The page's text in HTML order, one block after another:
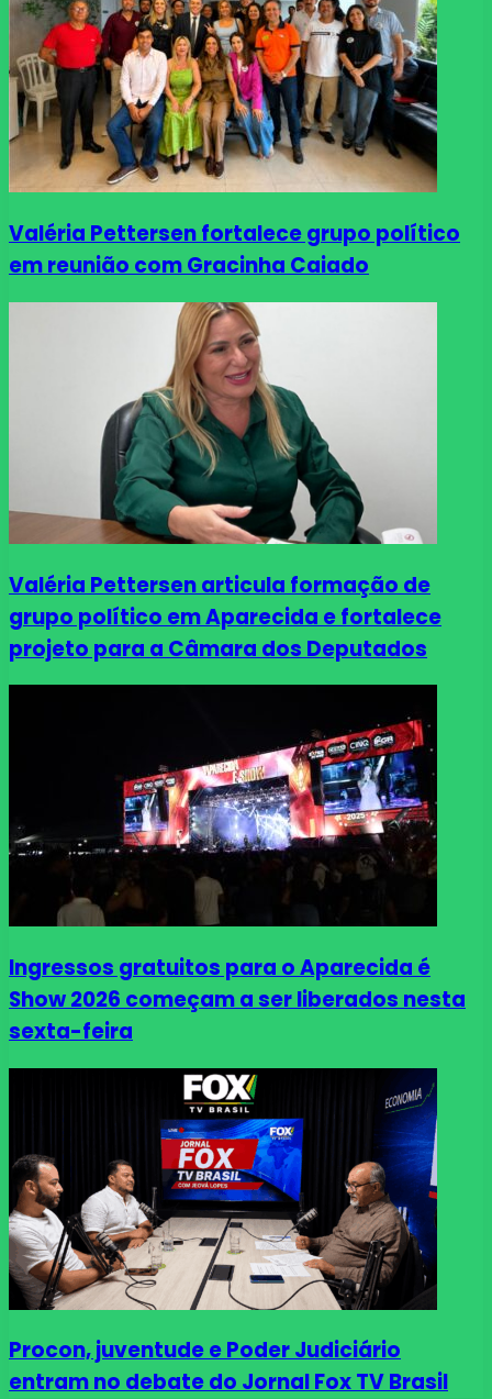
Valéria Pettersen fortalece grupo político
em reunião com Gracinha Caiado
Valéria Pettersen articula formação de
grupo político em Aparecida e fortalece
projeto para a Câmara dos Deputados
Ingressos gratuitos para o Aparecida é
Show 2026 começam a ser liberados nesta
sexta-feira
Procon, juventude e Poder Judiciário
entram no debate do Jornal Fox TV Brasil